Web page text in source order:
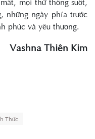
những ngày phía trước
phúc và yêu thương.
Vashna Thiên Kim
Thức